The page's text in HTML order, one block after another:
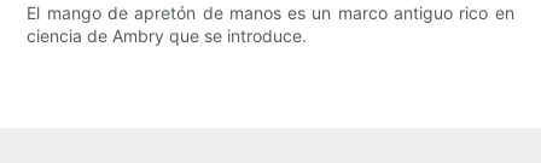
El mango de apretón de manos es un marco antiguo rico en
ciencia de Ambry que se introduce.